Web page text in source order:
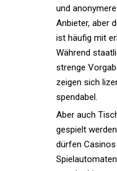
und
Anbieter, aber
ist häufig mit
Während
strenge
zeigen sich
spendabel.
Aber auch
gespielt
dürfen